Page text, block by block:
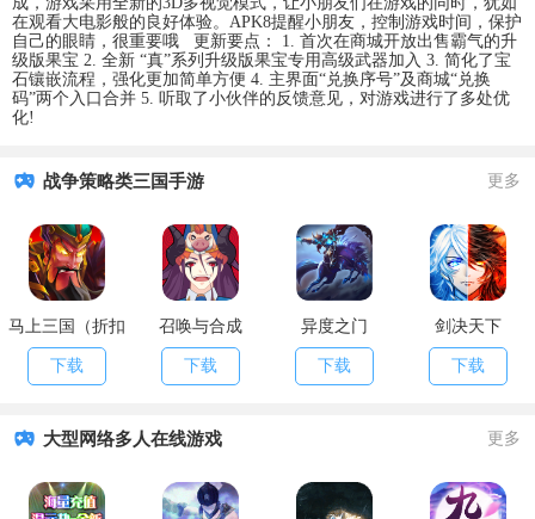
在观看大电影般的良好体验。APK8提醒小朋友，控制游戏时间，保护
自己的眼睛，很重要哦 更新要点： 1. 首次在商城开放出售霸气的升
级版果宝 2. 全新 “真”系列升级版果宝专用高级武器加入 3. 简化了宝
石镶嵌流程，强化更加简单方便 4. 主界面“兑换序号”及商城“兑换
码”两个入口合并 5. 听取了小伙伴的反馈意见，对游戏进行了多处优
化!
战争策略类三国手游 更多
马上三国（折扣
福利）
下载
召唤与合成
下载
异度之门
下载
剑决天下
下载
大型网络多人在线游戏 更多